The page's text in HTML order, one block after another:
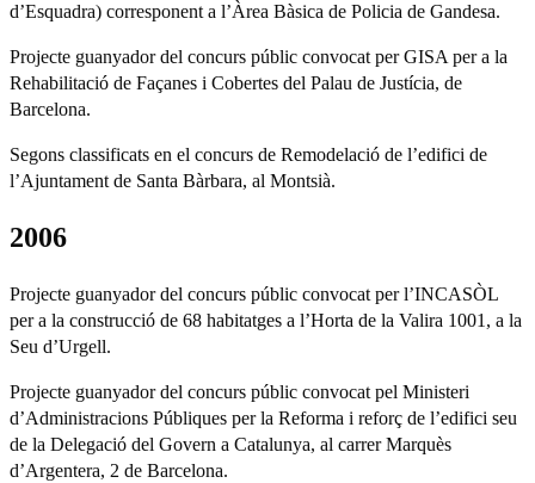
d’Esquadra) corresponent a l’Àrea Bàsica de Policia de Gandesa.
Projecte guanyador del concurs públic convocat per GISA per a la
Rehabilitació de Façanes i Cobertes del Palau de Justícia, de
Barcelona.
Segons classificats en el concurs de Remodelació de l’edifici de
l’Ajuntament de Santa Bàrbara, al Montsià.
2006
Projecte guanyador del concurs públic convocat per l’INCASÒL
per a la construcció de 68 habitatges a l’Horta de la Valira 1001, a la
Seu d’Urgell.
Projecte guanyador del concurs públic convocat pel Ministeri
d’Administracions Públiques per la Reforma i reforç de l’edifici seu
de la Delegació del Govern a Catalunya, al carrer Marquès
d’Argentera, 2 de Barcelona.